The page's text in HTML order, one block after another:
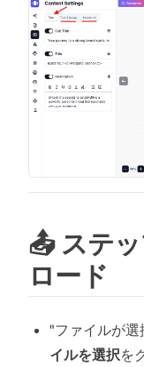
📤 ステ
ロード
"ファイルが選
イルを選択を